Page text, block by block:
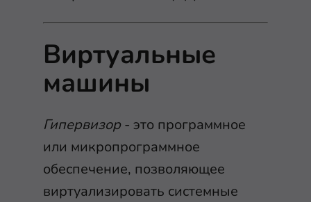
Виртуальные
машины
Гипервизор - это программное
или микропрограммное
обеспечение, позволяющее
виртуализировать системные